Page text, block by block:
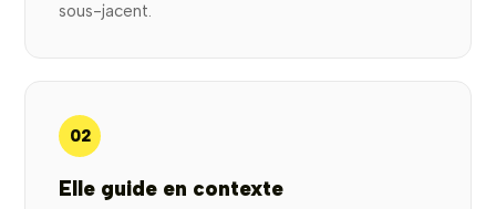
sous-jacent.
02
Elle guide en contexte